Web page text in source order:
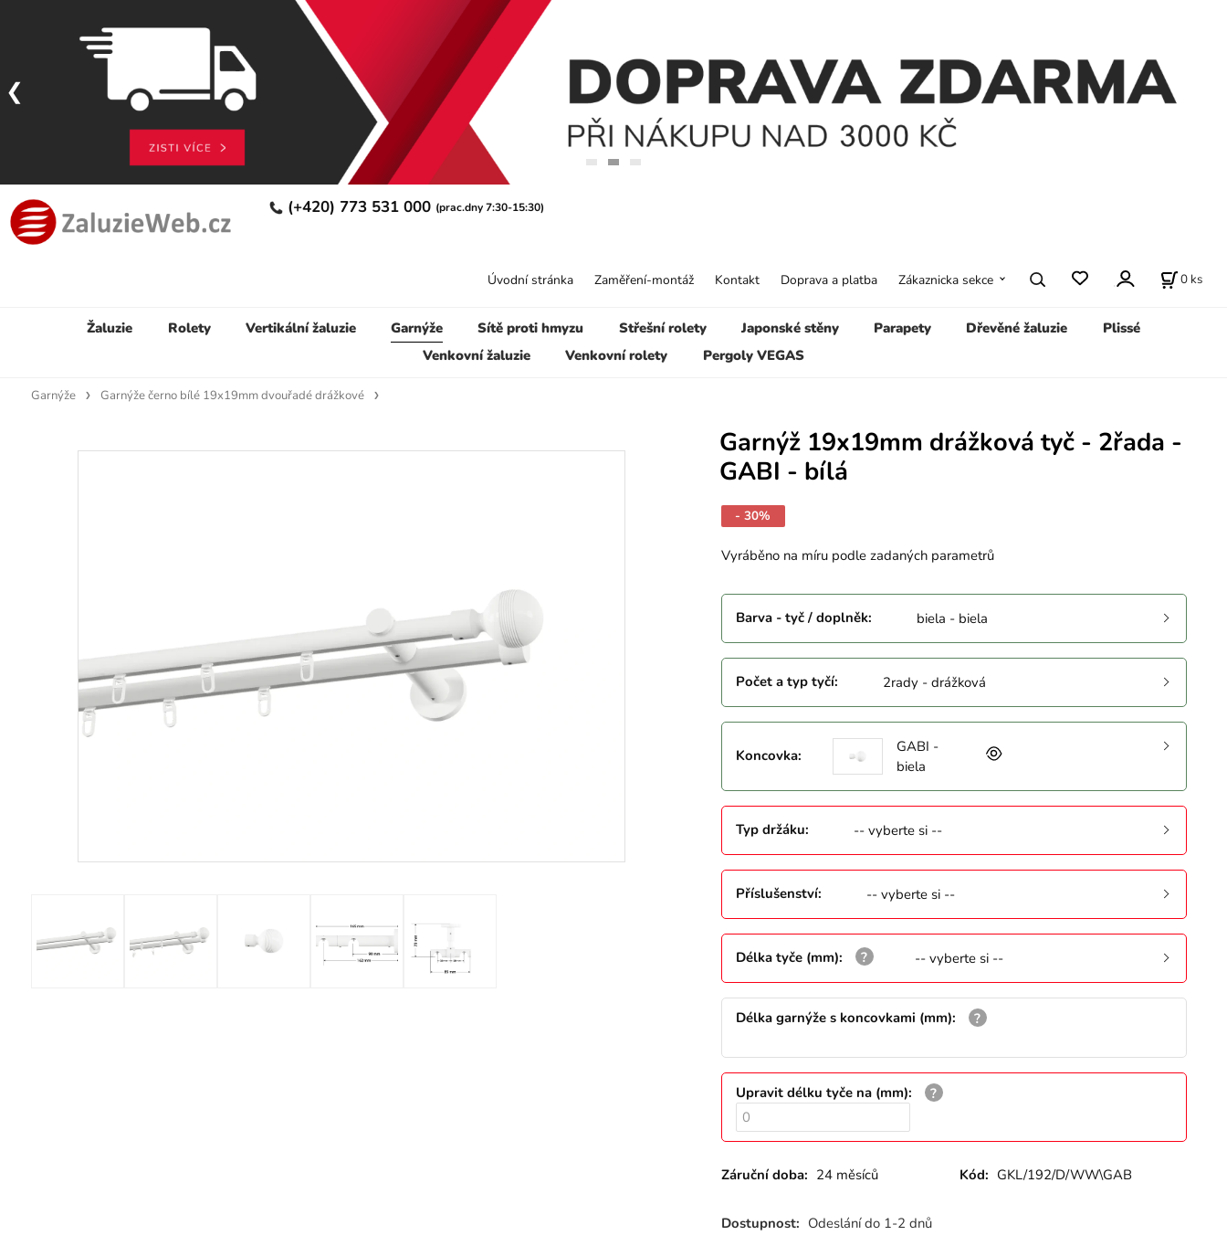
(+420) 773 531 000 (prac.dny 7:30-15:30)
Žaluzie Rolety Vertikální žaluzie Garnýže Sítě proti hmyzu Střešní rolety Japonské stěny Parapety Dřevěné žaluzie
Plissé
Venkovní žaluzie
Venkovní rolety Pergoly VEGAS
Úvodní stránka Zaměření-montáž Kontakt Doprava a platba Zákaznicka sekce 0 ks
Garnýže Garnýže černo bílé 19x19mm dvouřadé drážkové
Garnýž 19x19mm drážková tyč - 2řada -
GABI - bílá
- 30%
Vyráběno na míru podle zadaných parametrů
Barva - tyč / doplněk: biela - biela
Počet a typ tyčí: 2rady - drážková
Koncovka:
GABI -
biela
Typ držáku: -- vyberte si --
Příslušenství: -- vyberte si --
Délka tyče (mm): -- vyberte si --
Délka garnýže s koncovkami (mm):
Upravit délku tyče na (mm):
Záruční doba: 24 měsíců Kód: GKL/192/D/WW\GAB
Dostupnost: Odeslání do 1-2 dnů